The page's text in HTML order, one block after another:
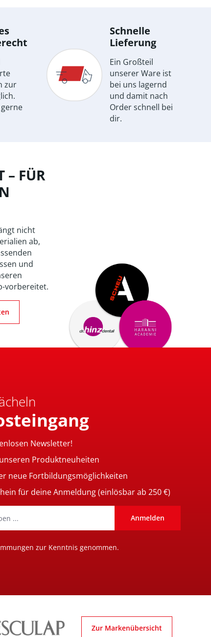
zur
Schnelle
Lieferung
Ein Großteil
unserer Ware ist
bei uns lagernd
und damit nach
Order schnell bei
dir.
– FÜR
nicht
ab,
und
vorbereitet.
Newsletter!
Produktneuheiten
neue Fortbildungsmöglichkeiten
für deine Anmeldung (einlösbar ab 250 €)
Anmelden
zur Kenntnis genommen.
Zur Markenübersicht